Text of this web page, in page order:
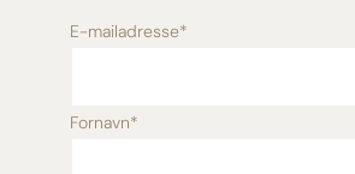
E-mailadresse*
Fornavn*